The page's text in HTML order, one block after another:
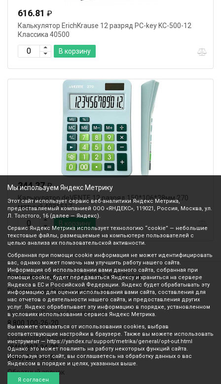
616.81 ₽
Калькулятор ErichKrause 12 разряд PC-key KC-500-12
Классика 40500
В корзину
244.37₽
Калькулятор deVENTE 12 разряд 150*106*28мм 270
мятный 4031517
В корзину
Все права защищены © 2003-2026 Вилор
Политика конфиденциальности
Звонок по России бесплатный
8 800 100-26-20
Принимаем звонки
(846) 207-34-20
(846) 207-34-21
Обратный звонок
Мы используем Яндекс Метрику
Этот сайт использует сервис веб-аналитики Яндекс Метрика,
предоставляемый компанией ООО «ЯНДЕКС», 119021, Россия, Москва, ул.
Л. Толстого, 16 (далее — Яндекс).
Сервис Яндекс Метрика использует технологию “cookie” — небольшие
текстовые файлы, размещаемые на компьютере пользователей с
целью анализа их пользовательской активности.
Собранная при помощи cookie информация не может идентифицировать
вас, однако может помочь нам улучшить работу нашего сайта.
Информация об использовании вами данного сайта, собранная при
помощи cookie, будет передаваться Яндексу и храниться на сервере
Яндекса в ЕС и Российской Федерации. Яндекс будет обрабатывать эту
информацию для оценки использования вами сайта, составления для
нас отчетов о деятельности нашего сайта, и предоставления других
услуг. Яндекс обрабатывает эту информацию в порядке, установленном
в условиях использования сервиса Яндекс Метрика.
Вы можете отказаться от использования cookies, выбрав
соответствующие настройки в браузере. Также вы можете использовать
инструмент — https://yandex.ru/support/metrika/general/opt-out.html
Однако это может повлиять на работу некоторых функций сайта.
Используя этот сайт, вы соглашаетесь на обработку данных о вас
Яндексом в порядке и целях, указанных выше.
Я согласен